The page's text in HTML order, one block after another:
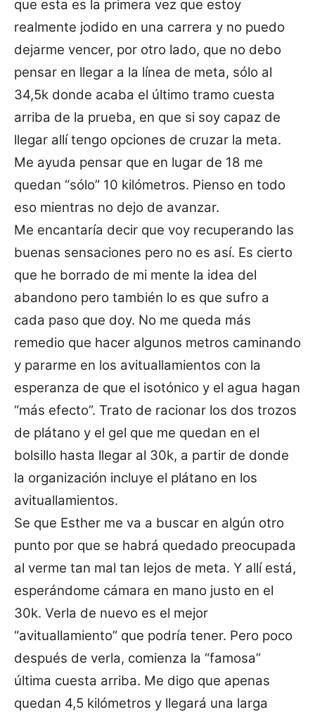
que esta es la primera vez que estoy
realmente jodido en una carrera y no puedo
dejarme vencer, por otro lado, que no debo
pensar en llegar a la línea de meta, sólo al
34,5k donde acaba el último tramo cuesta
arriba de la prueba, en que si soy capaz de
llegar allí tengo opciones de cruzar la meta.
Me ayuda pensar que en lugar de 18 me
quedan “sólo” 10 kilómetros. Pienso en todo
eso mientras no dejo de avanzar.
Me encantaría decir que voy recuperando las
buenas sensaciones pero no es así. Es cierto
que he borrado de mi mente la idea del
abandono pero también lo es que sufro a
cada paso que doy. No me queda más
remedio que hacer algunos metros caminando
y pararme en los avituallamientos con la
esperanza de que el isotónico y el agua hagan
“más efecto”. Trato de racionar los dos trozos
de plátano y el gel que me quedan en el
bolsillo hasta llegar al 30k, a partir de donde
la organización incluye el plátano en los
avituallamientos.
Se que Esther me va a buscar en algún otro
punto por que se habrá quedado preocupada
al verme tan mal tan lejos de meta. Y allí está,
esperándome cámara en mano justo en el
30k. Verla de nuevo es el mejor
“avituallamiento” que podría tener. Pero poco
después de verla, comienza la “famosa”
última cuesta arriba. Me digo que apenas
quedan 4,5 kilómetros y llegará una larga